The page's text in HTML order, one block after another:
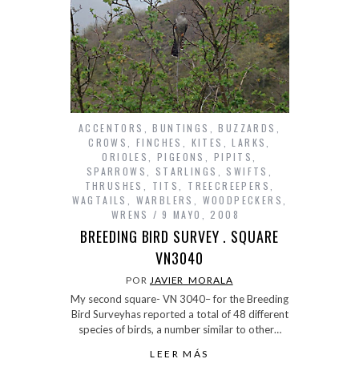
ACCENTORS ,BUNTINGS ,BUZZARDS
CROWS
FINCHES KITES ,LARKS
ORIOLES
,PIGEONS PIPITS
SPARROWS
STARLINGS SWIFTS
THRUSHES
TITS TREECREEPERS
WAGTAILS
WARBLERS WOODPECKERS
WRENS
9 MAYO, 2008
BREEDING BIRD SURVEY . SQUARE
VN3040
POR JAVIER_MORALA
My second square- VN 3040– for the Breeding
Bird Surveyhas reported a total of 48 different
species of birds, a number similar to other…
LEER MÁS